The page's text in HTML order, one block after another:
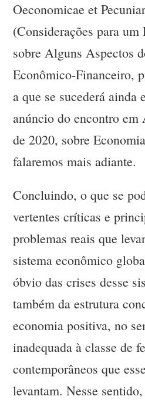
Oeconomicae et
(Considerações para
sobre Alguns Aspectos
Econômico-Financeiro,
a que se sucederá ainda
anúncio do encontro em
de 2020, sobre
falaremos mais adiante.
Concluindo, o que se
vertentes críticas e
problemas reais que
sistema econômico
óbvio das crises desse
também da estrutura
economia positiva, no
inadequada à classe de
contemporâneos que
levantam. Nesse